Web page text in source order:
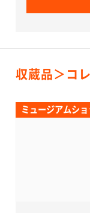
収蔵品＞コ
ミュージアムシ